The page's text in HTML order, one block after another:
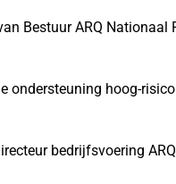
Bestuur ARQ Nationaal
ondersteuning hoog-
bedrijfsvoering ARQ